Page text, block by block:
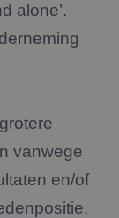
alone’.
vanwege
en/of